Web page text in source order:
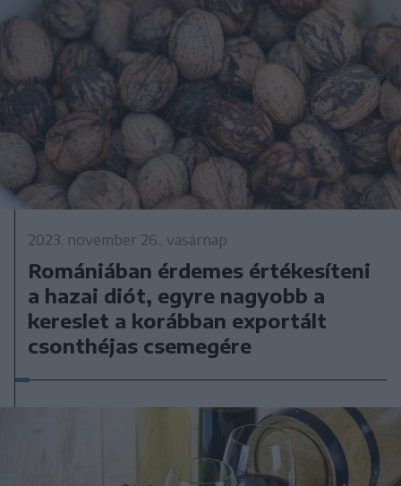
2023. november 26., vasárnap
Romániában érdemes értékesíteni
a hazai diót, egyre nagyobb a
kereslet a korábban exportált
csonthéjas csemegére